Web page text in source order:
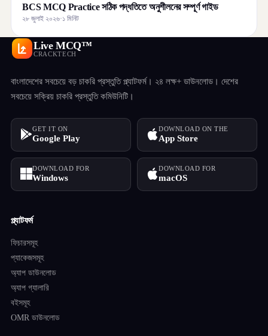
BCS MCQ Practice সঠিক পদ্ধতিতে অনুশীলনের সম্পূর্ণ গাইড
২৮ জুলাই ২০২৬·১ মিনিট
Live MCQ™
CRACKTECH
বাংলাদেশের সবচেয়ে বড় চাকরি প্রস্তুতি প্ল্যাটফর্ম। ২৪ লক্ষ+ ডাউনলোড। দেশের
সবচেয়ে সক্রিয় চাকরি প্রস্তুতি কমিউনিটি।
GET IT ON
Google Play
DOWNLOAD ON THE
App Store
DOWNLOAD FOR
Windows
DOWNLOAD FOR
macOS
প্ল্যাটফর্ম
ফিচারসমূহ
প্যাকেজসমূহ
অ্যাপ ডাউনলোড
অ্যাপ গ্যালারি
বইসমূহ
OMR ডাউনলোড